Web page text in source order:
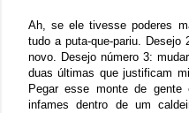
Ah, se ele tivesse poderes
tudo a puta-que-pariu. Desejo
novo. Desejo número 3:
duas últimas que justificam
Pegar esse monte de gente
infames dentro de um